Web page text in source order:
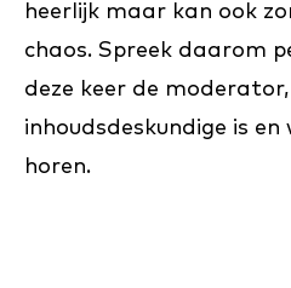
heerlijk maar kan ook
chaos. Spreek daarom
deze keer de
inhoudsdeskundige is
horen.